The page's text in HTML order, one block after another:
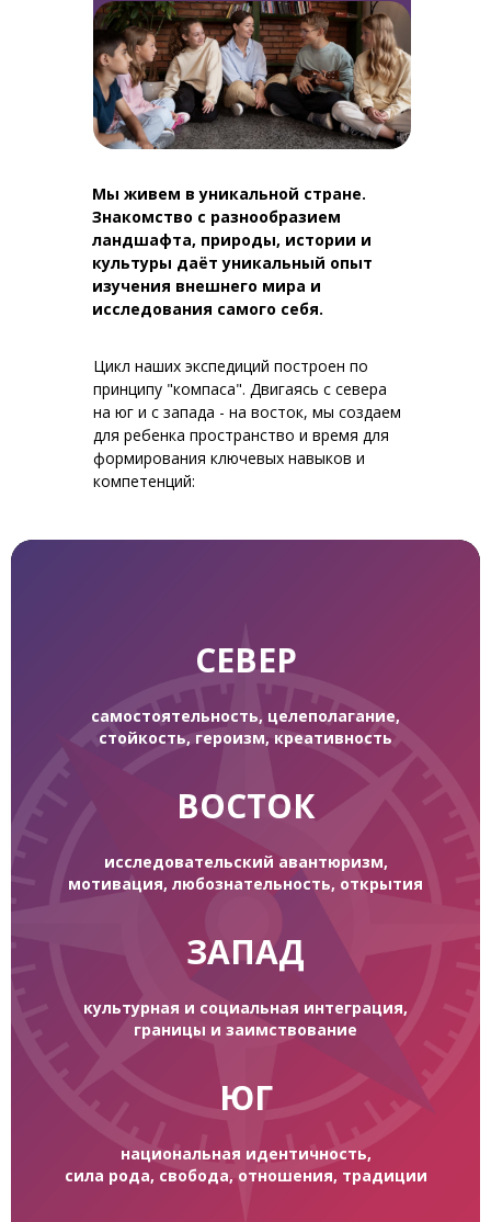
Мы живем в уникальной стране.
Знакомство с разнообразием
ландшафта, природы, истории и
культуры даёт уникальный опыт
изучения внешнего мира и
исследования самого себя.
Цикл наших экспедиций построен по
принципу "компаса". Двигаясь с севера
на юг и с запада - на восток, мы создаем
для ребенка пространство и время для
формирования ключевых навыков и
компетенций:
СЕВЕР
самостоятельность, целеполагание,
стойкость, героизм, креативность
ВОСТОК
исследовательский авантюризм,
мотивация, любознательность, открытия
ЗАПАД
культурная и социальная интеграция,
границы и заимствование
ЮГ
национальная идентичность,
сила рода, свобода, отношения, традиции